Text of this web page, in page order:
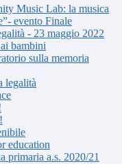
Music Lab: la musica
evento Finale
- 23 maggio 2022
bambini
sulla memoria
legalità
education
primaria a.s. 2020/21